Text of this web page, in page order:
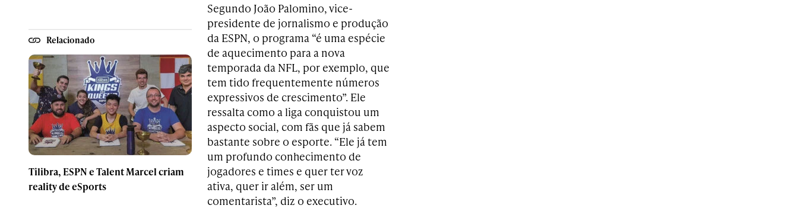
Relacionado
Tilibra, ESPN e Talent Marcel criam
reality de eSports
Segundo João Palomino, vice-
presidente de jornalismo e produção
da ESPN, o programa “é uma espécie
de aquecimento para a nova
temporada da NFL, por exemplo, que
tem tido frequentemente números
expressivos de crescimento”. Ele
ressalta como a liga conquistou um
aspecto social, com fãs que já sabem
bastante sobre o esporte. “Ele já tem
um profundo conhecimento de
jogadores e times e quer ter voz
ativa, quer ir além, ser um
comentarista”, diz o executivo.